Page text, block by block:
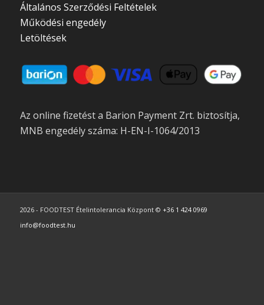
Általános Szerződési Feltételek
Működési engedély
Letöltések
Az online fizetést a Barion Payment Zrt. biztosítja,
MNB engedély száma: H-EN-I-1064/2013
2026 - FOODTEST Ételintolerancia Központ © +36 1 424 0969
info@foodtest.hu